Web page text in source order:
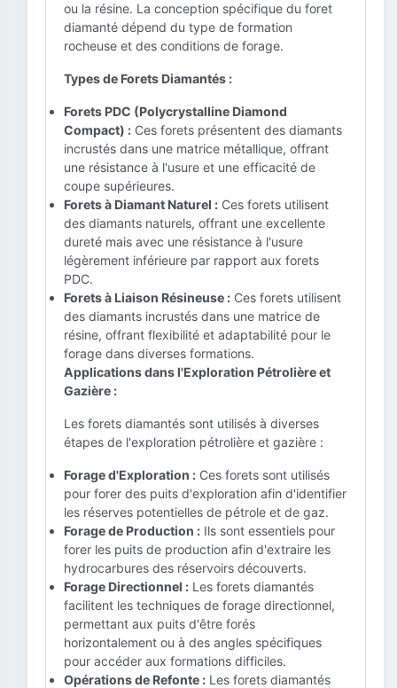
ou la résine. La conception spécifique du foret
diamanté dépend du type de formation
rocheuse et des conditions de forage.
Types de Forets Diamantés :
Forets PDC (Polycrystalline Diamond
Compact) : Ces forets présentent des diamants
incrustés dans une matrice métallique, offrant
une résistance à l'usure et une efficacité de
coupe supérieures.
Forets à Diamant Naturel : Ces forets utilisent
des diamants naturels, offrant une excellente
dureté mais avec une résistance à l'usure
légèrement inférieure par rapport aux forets
PDC.
Forets à Liaison Résineuse : Ces forets utilisent
des diamants incrustés dans une matrice de
résine, offrant flexibilité et adaptabilité pour le
forage dans diverses formations.
Applications dans l'Exploration Pétrolière et
Gazière :
Les forets diamantés sont utilisés à diverses
étapes de l'exploration pétrolière et gazière :
Forage d'Exploration : Ces forets sont utilisés
pour forer des puits d'exploration afin d'identifier
les réserves potentielles de pétrole et de gaz.
Forage de Production : Ils sont essentiels pour
forer les puits de production afin d'extraire les
hydrocarbures des réservoirs découverts.
Forage Directionnel : Les forets diamantés
facilitent les techniques de forage directionnel,
permettant aux puits d'être forés
horizontalement ou à des angles spécifiques
pour accéder aux formations difficiles.
Opérations de Refonte : Les forets diamantés